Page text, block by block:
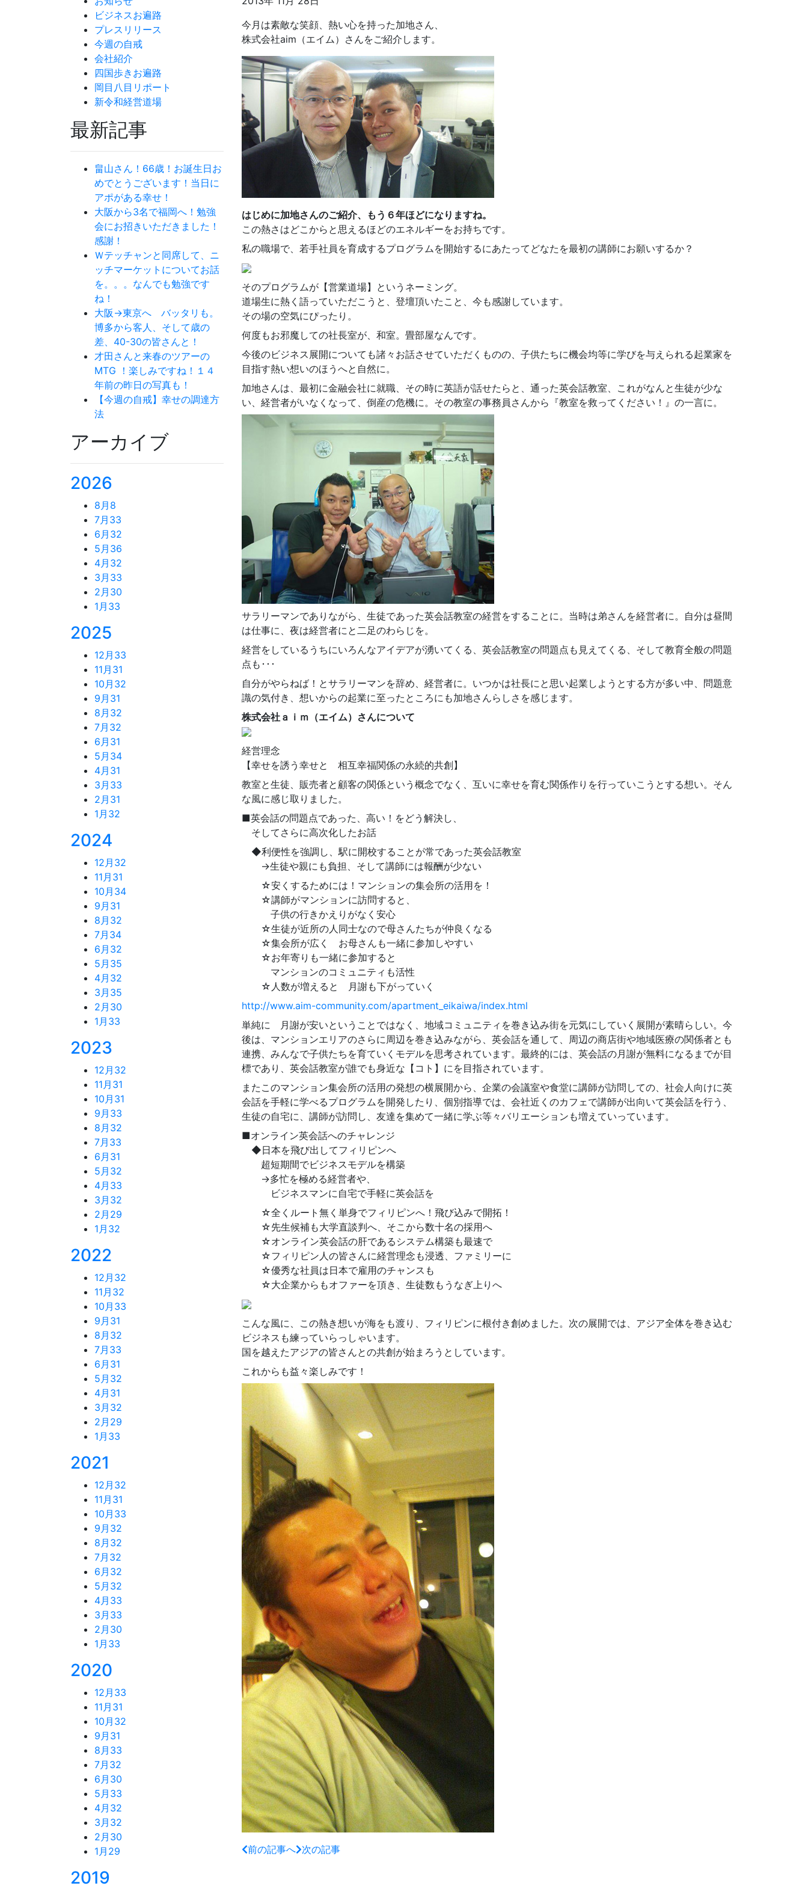
今月は素敵な笑顔、熱い心を持った加地さん、
株式会社aim（エイム）さんをご紹介します。
はじめに加地さんのご紹介、もう６年ほどになりますね。
この熱さはどこからと思えるほどのエネルギーをお持ちです。
私の職場で、若手社員を育成するプログラムを開始するにあたってどなたを最初の講師にお願いするか？
そのプログラムが【営業道場】というネーミング。
道場生に熱く語っていただこうと、登壇頂いたこと、今も感謝しています。
その場の空気にぴったり。
何度もお邪魔しての社長室が、和室。畳部屋なんです。
今後のビジネス展開についても諸々お話させていただくものの、子供たちに機会均等に学びを与えられる起業家を
目指す熱い想いのほうへと自然に。
加地さんは、最初に金融会社に就職、その時に英語が話せたらと、通った英会話教室、これがなんと生徒が少な
い、経営者がいなくなって、倒産の危機に。その教室の事務員さんから『教室を救ってください！』の一言に。
サラリーマンでありながら、生徒であった英会話教室の経営をすることに。当時は弟さんを経営者に。自分は昼間
は仕事に、夜は経営者にと二足のわらじを。
経営をしているうちにいろんなアイデアが湧いてくる、英会話教室の問題点も見えてくる、そして教育全般の問題
点も･･･
自分がやらねば！とサラリーマンを辞め、経営者に。いつかは社長にと思い起業しようとする方が多い中、問題意
識の気付き、想いからの起業に至ったところにも加地さんらしさを感じます。
株式会社ａｉｍ（エイム）さんについて
経営理念
【幸せを誘う幸せと 相互幸福関係の永続的共創】
教室と生徒、販売者と顧客の関係という概念でなく、互いに幸せを育む関係作りを行っていこうとする想い。そん
な風に感じ取りました。
■英会話の問題点であった、高い！をどう解決し、
そしてさらに高次化したお話
◆利便性を強調し、駅に開校することが常であった英会話教室
→生徒や親にも負担、そして講師には報酬が少ない
☆安くするためには！マンションの集会所の活用を！
☆講師がマンションに訪問すると、
子供の行きかえりがなく安心
☆生徒が近所の人同士なので母さんたちが仲良くなる
☆集会所が広く お母さんも一緒に参加しやすい
☆お年寄りも一緒に参加すると
マンションのコミュニティも活性
☆人数が増えると 月謝も下がっていく
http://www.aim-community.com/apartment_eikaiwa/index.html
単純に 月謝が安いということではなく、地域コミュニティを巻き込み街を元気にしていく展開が素晴らしい。今
後は、マンションエリアのさらに周辺を巻き込みながら、英会話を通して、周辺の商店街や地域医療の関係者とも
連携、みんなで子供たちを育ていくモデルを思考されています。最終的には、英会話の月謝が無料になるまでが目
標であり、英会話教室が誰でも身近な【コト】にを目指されています。
またこのマンション集会所の活用の発想の横展開から、企業の会議室や食堂に講師が訪問しての、社会人向けに英
会話を手軽に学べるプログラムを開発したり、個別指導では、会社近くのカフェで講師が出向いて英会話を行う、
生徒の自宅に、講師が訪問し、友達を集めて一緒に学ぶ等々バリエーションも増えていっています。
■オンライン英会話へのチャレンジ
◆日本を飛び出してフィリピンへ
超短期間でビジネスモデルを構築
→多忙を極める経営者や、
ビジネスマンに自宅で手軽に英会話を
☆全くルート無く単身でフィリピンへ！飛び込みで開拓！
☆先生候補も大学直談判へ、そこから数十名の採用へ
☆オンライン英会話の肝であるシステム構築も最速で
☆フィリピン人の皆さんに経営理念も浸透、ファミリーに
☆優秀な社員は日本で雇用のチャンスも
☆大企業からもオファーを頂き、生徒数もうなぎ上りへ
こんな風に、この熱き想いが海をも渡り、フィリピンに根付き創めました。次の展開では、アジア全体を巻き込む
ビジネスも練っていらっしゃいます。
国を越えたアジアの皆さんとの共創が始まろうとしています。
これからも益々楽しみです！
前の記事へ 次の記事
ビジネスお遍路
プレスリリース
今週の自戒
会社紹介
四国歩きお遍路
岡目八目リポート
新令和経営道場
最新記事
畠山さん！66歳！お誕生日お
めでとうございます！当日に
アポがある幸せ！
大阪から3名で福岡へ！勉強
会にお招きいただきました！
感謝！
Ｗテッチャンと同席して、ニ
ッチマーケットについてお話
を。。。なんでも勉強です
ね！
大阪→東京へ バッタリも。
博多から客人、そして歳の
差、40-30の皆さんと！
才田さんと来春のツアーの
MTG ！楽しみですね！１４
年前の昨日の写真も！
【今週の自戒】幸せの調達方
法
アーカイブ
2026
8月 8
7月 33
6月 32
5月 36
4月 32
3月 33
2月 30
1月 33
2025
12月 33
11月 31
10月 32
9月 31
8月 32
7月 32
6月 31
5月 34
4月 31
3月 33
2月 31
1月 32
2024
12月 32
11月 31
10月 34
9月 31
8月 32
7月 34
6月 32
5月 35
4月 32
3月 35
2月 30
1月 33
2023
12月 32
11月 31
10月 31
9月 33
8月 32
7月 33
6月 31
5月 32
4月 33
3月 32
2月 29
1月 32
2022
12月 32
11月 32
10月 33
9月 31
8月 32
7月 33
6月 31
5月 32
4月 31
3月 32
2月 29
1月 33
2021
12月 32
11月 31
10月 33
9月 32
8月 32
7月 32
6月 32
5月 32
4月 33
3月 33
2月 30
1月 33
2020
12月 33
11月 31
10月 32
9月 31
8月 33
7月 32
6月 30
5月 33
4月 32
3月 32
2月 30
1月 29
2019